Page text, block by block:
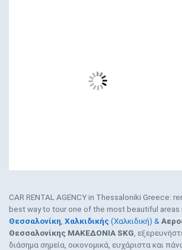
CAR RENTAL AGENCY in Thessaloniki Greece:
best way to tour one of the most beautiful areas
Θεσσαλονίκη Χαλκιδικής (Χαλκιδική) &
Θεσσαλονίκης ΜΑΚΕΔΟΝΙΑ SKG ,
διάσημα σημεία, οικονομικά, ευχάριστα και